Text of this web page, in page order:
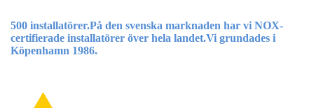
500 installatörer.På den svenska marknaden har vi NOX-
certifierade installatörer över hela landet.Vi grundades i
Köpenhamn 1986.